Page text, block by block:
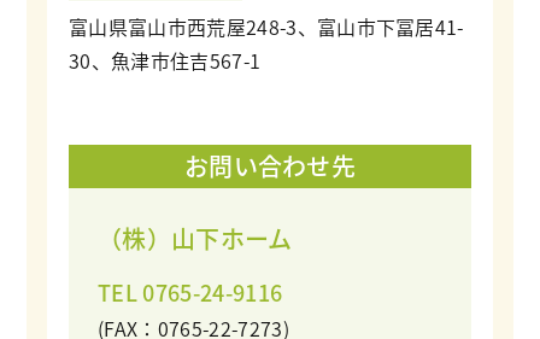
富山県富山市西荒屋248-3、富山市下冨居41-
30、魚津市住吉567-1
お問い合わせ先
（株）山下ホーム
TEL 0765-24-9116
(FAX：0765-22-7273)